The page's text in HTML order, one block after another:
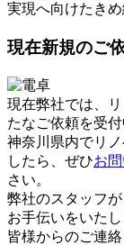
実現へ向けたき
現在新規のご
現在弊社では、
たなご依頼を受付
神奈川県内でリ
したら、ぜひお
さい。
弊社のスタッフ
お手伝いをいたし
皆様からのご連